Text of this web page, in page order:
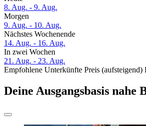
8. Aug. - 9. Aug.
Morgen
9. Aug. - 10. Aug.
Nächstes Wochenende
14. Aug. - 16. Aug.
In zwei Wochen
21. Aug. - 23. Aug.
Empfohlene Unterkünfte Preis (aufsteigend)
Deine Ausgangsbasis nahe